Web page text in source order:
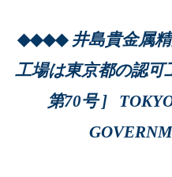
◆◆◆◆ 井島貴金属
工場は東京都の認可
第70号 ]